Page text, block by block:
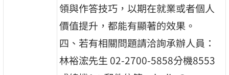
領與作答技巧，以期在就業或者個人
價值提升，都能有顯著的效果。
四、若有相關問題請洽詢承辦人員：
林裕浤先生 02-2700-5858分機8553